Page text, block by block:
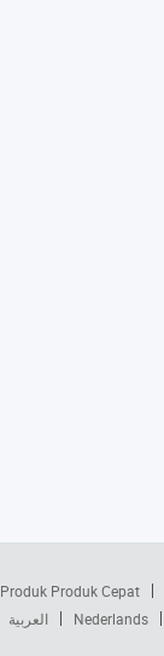
Produk Produk Cepat
العربية Nederlands